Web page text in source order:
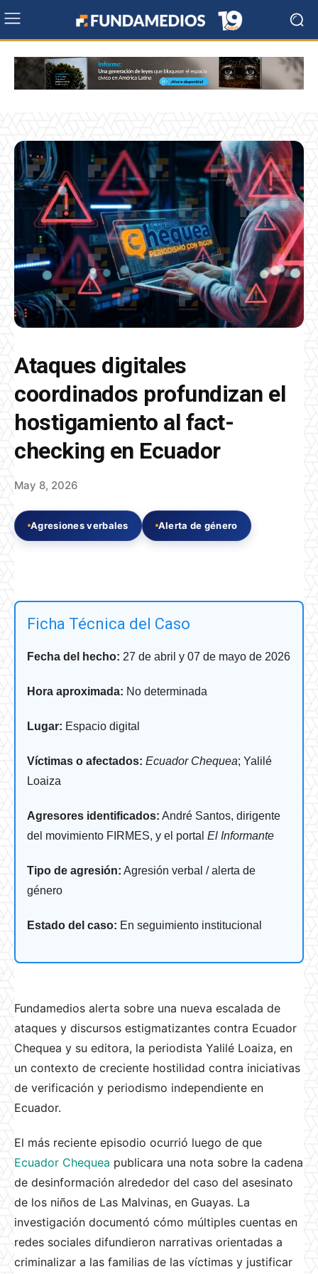
Ataques digitales
coordinados profundizan el
hostigamiento al fact-
checking en Ecuador
May 8, 2026
Agresiones verbales Alerta de género
Ficha Técnica del Caso
Fecha del hecho: 27 de abril y 07 de mayo de 2026
Hora aproximada: No determinada
Lugar: Espacio digital
Víctimas o afectados: Ecuador Chequea; Yalilé
Loaiza
Agresores identificados: André Santos, dirigente
del movimiento FIRMES, y el portal El Informante
Tipo de agresión: Agresión verbal / alerta de
género
Estado del caso: En seguimiento institucional
Fundamedios alerta sobre una nueva escalada de
ataques y discursos estigmatizantes contra Ecuador
Chequea y su editora, la periodista Yalilé Loaiza, en
un contexto de creciente hostilidad contra iniciativas
de verificación y periodismo independiente en
Ecuador.
El más reciente episodio ocurrió luego de que
Ecuador Chequea publicara una nota sobre la cadena
de desinformación alrededor del caso del asesinato
de los niños de Las Malvinas, en Guayas. La
investigación documentó cómo múltiples cuentas en
redes sociales difundieron narrativas orientadas a
criminalizar a las familias de las víctimas y justificar